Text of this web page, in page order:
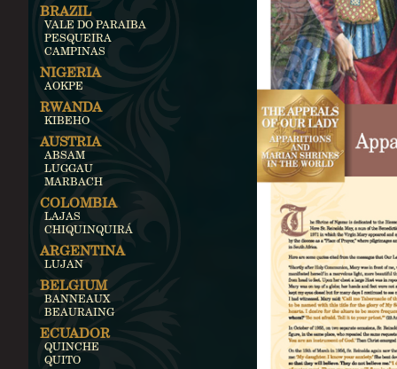
BRAZIL
VALE DO PARAIBA
PESQUEIRA
CAMPINAS
NIGERIA
AOKPE
RWANDA
KIBEHO
AUSTRIA
ABSAM
LUGGAU
MARBACH
COLOMBIA
LAJAS
CHIQUINQUIRÁ
ARGENTINA
LUJAN
BELGIUM
BANNEAUX
BEAURAING
ECUADOR
QUINCHE
QUITO